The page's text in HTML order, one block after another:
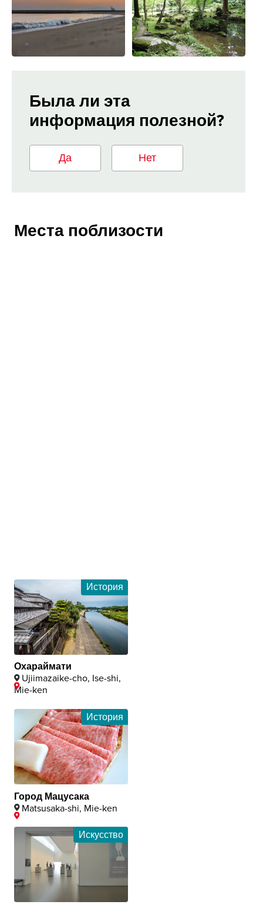
Была ли эта
информация полезной?
Да Нет
Места поблизости
История
Охараймати
Ujiimazaike-cho, Ise-shi,
Mie-ken
История
Город Мацусака
Matsusaka-shi, Mie-ken
Искусство